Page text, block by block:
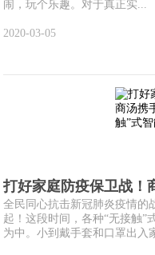
闹，玩个乐趣。对于真正实...
2020-03-05
打好家庭防疫保卫战！
全民同心抗击新冠肺炎疫情的
起！这段时间，各种“无接触”
为中。小到戴手套和口罩出入